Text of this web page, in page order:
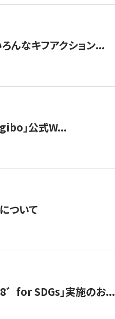
んなキフアクション...
」公式W...
ついて
8゛for SDGs」実施のお...